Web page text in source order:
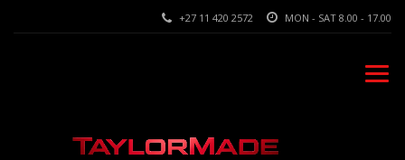
MON - SAT 8.00 - 17.00
+27 11 420 2572